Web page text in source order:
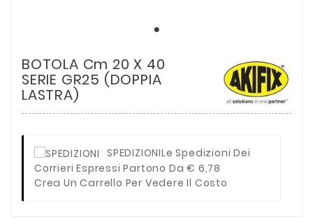
BOTOLA Cm 20 X 40
SERIE GR25 (DOPPIA
LASTRA)
SPEDIZIONILe Spedizioni Dei
Corrieri Espressi Partono Da € 6,78
Crea Un Carrello Per Vedere Il Costo